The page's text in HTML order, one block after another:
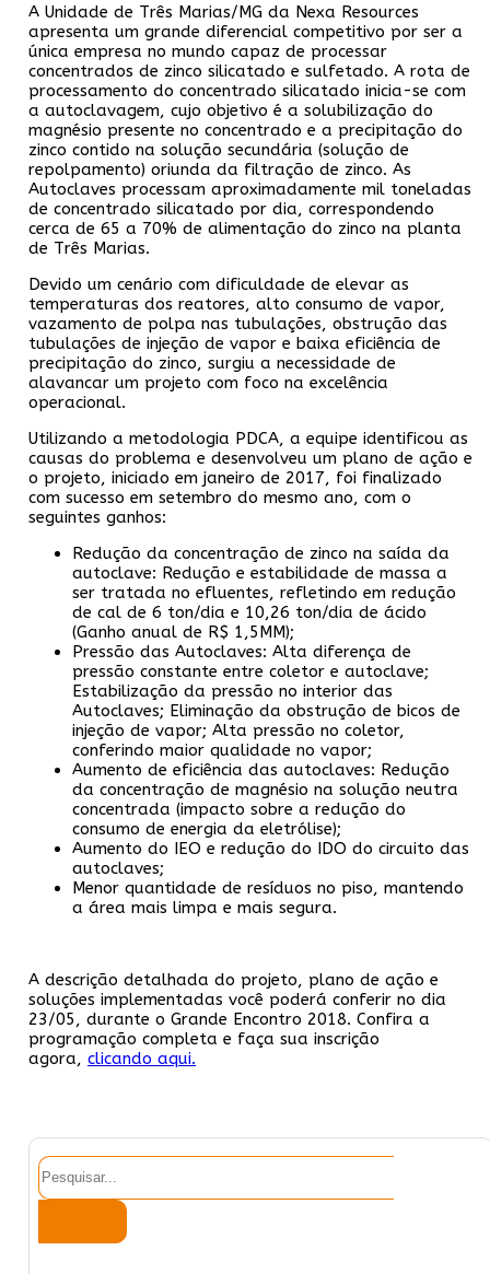
A Unidade de Três Marias/MG da Nexa Resources
apresenta um grande diferencial competitivo por ser a
única empresa no mundo capaz de processar
concentrados de zinco silicatado e sulfetado. A rota de
processamento do concentrado silicatado inicia-se com
a autoclavagem, cujo objetivo é a solubilização do
magnésio presente no concentrado e a precipitação do
zinco contido na solução secundária (solução de
repolpamento) oriunda da filtração de zinco. As
Autoclaves processam aproximadamente mil toneladas
de concentrado silicatado por dia, correspondendo
cerca de 65 a 70% de alimentação do zinco na planta
de Três Marias.
Devido um cenário com dificuldade de elevar as
temperaturas dos reatores, alto consumo de vapor,
vazamento de polpa nas tubulações, obstrução das
tubulações de injeção de vapor e baixa eficiência de
precipitação do zinco, surgiu a necessidade de
alavancar um projeto com foco na excelência
operacional.
Utilizando a metodologia PDCA, a equipe identificou as
causas do problema e desenvolveu um plano de ação e
o projeto, iniciado em janeiro de 2017, foi finalizado
com sucesso em setembro do mesmo ano, com o
seguintes ganhos:
Redução da concentração de zinco na saída da
autoclave: Redução e estabilidade de massa a
ser tratada no efluentes, refletindo em redução
de cal de 6 ton/dia e 10,26 ton/dia de ácido
(Ganho anual de R$ 1,5MM);
Pressão das Autoclaves: Alta diferença de
pressão constante entre coletor e autoclave;
Estabilização da pressão no interior das
Autoclaves; Eliminação da obstrução de bicos de
injeção de vapor; Alta pressão no coletor,
conferindo maior qualidade no vapor;
Aumento de eficiência das autoclaves: Redução
da concentração de magnésio na solução neutra
concentrada (impacto sobre a redução do
consumo de energia da eletrólise);
Aumento do IEO e redução do IDO do circuito das
autoclaves;
Menor quantidade de resíduos no piso, mantendo
a área mais limpa e mais segura.
A descrição detalhada do projeto, plano de ação e
soluções implementadas você poderá conferir no dia
23/05, durante o Grande Encontro 2018. Confira a
programação completa e faça sua inscrição
agora, clicando aqui.
Pesquisar